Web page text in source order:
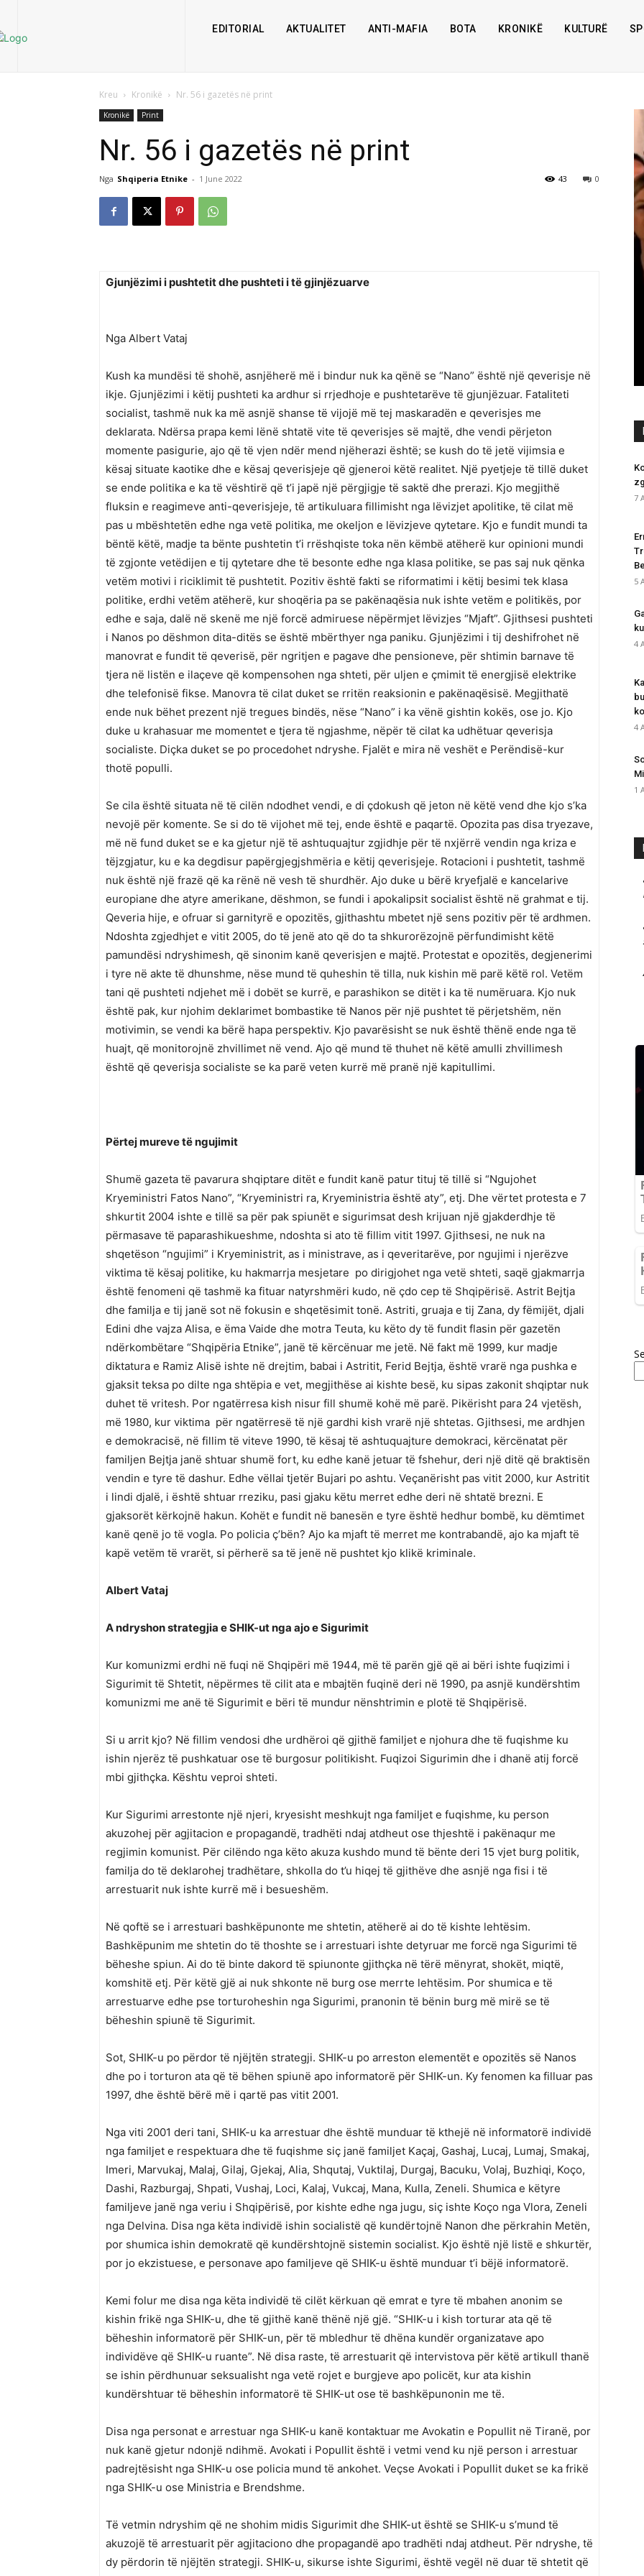
EDITORIAL AKTUALITET ANTI-MAFIA BOTA KRONIKË KULTURË
Kreu Kronikë Nr. 56 i gazetës në print
Kronikë Print
Nr. 56 i gazetës në print
Nga Shqiperia Etnike - 1 June 2022 0
43
Gjunjëzimi i pushtetit dhe pushteti i të gjinjëzuarve
Nga Albert Vataj
Kush ka mundësi të shohë, asnjëherë më i bindur nuk ka qënë se “Nano” është një qeverisje në
ikje. Gjunjëzimi i këtij pushteti ka ardhur si rrjedhoje e pushtetarëve të gjunjëzuar. Fataliteti
socialist, tashmë nuk ka më asnjë shanse të vijojë më tej maskaradën e qeverisjes me
deklarata. Ndërsa prapa kemi lënë shtatë vite të qeverisjes së majtë, dhe vendi përjeton
momente pasigurie, ajo që të vjen ndër mend njëherazi është; se kush do të jetë vijimsia e
kësaj situate kaotike dhe e kësaj qeverisjeje që gjeneroi këtë realitet. Një pyetjeje të tillë duket
se ende politika e ka të vështirë që t’i japë një përgjigje të saktë dhe prerazi. Kjo megjithë
fluksin e reagimeve anti-qeverisjeje, të artikuluara fillimisht nga lëvizjet apolitike, të cilat më
pas u mbështetën edhe nga vetë politika, me okeljon e lëvizjeve qytetare. Kjo e fundit mundi ta
bëntë këtë, madje ta bënte pushtetin t’i rrëshqiste toka nën këmbë atëherë kur opinioni mundi
të zgjonte vetëdijen e tij qytetare dhe të besonte edhe nga klasa politike, se pas saj nuk qënka
vetëm motivi i riciklimit të pushtetit. Pozitiv është fakti se riformatimi i këtij besimi tek klasa
politike, erdhi vetëm atëherë, kur shoqëria pa se pakënaqësia nuk ishte vetëm e politikës, por
edhe e saja, dalë në skenë me një forcë admiruese nëpërmjet lëvizjes “Mjaft”. Gjithsesi pushteti
i Nanos po dëshmon dita-ditës se është mbërthyer nga paniku. Gjunjëzimi i tij deshifrohet në
manovrat e fundit të qeverisë, për ngritjen e pagave dhe pensioneve, për shtimin barnave të
tjera në listën e ilaçeve që kompensohen nga shteti, për uljen e çmimit të energjisë elektrike
dhe telefonisë fikse. Manovra të cilat duket se rritën reaksionin e pakënaqësisë. Megjithatë
ende nuk bëhet prezent një tregues bindës, nëse “Nano” i ka vënë gishtin kokës, ose jo. Kjo
duke u krahasuar me momentet e tjera të ngjashme, nëpër të cilat ka udhëtuar qeverisja
socialiste. Diçka duket se po procedohet ndryshe. Fjalët e mira në veshët e Perëndisë-kur
thotë populli.
Se cila është situata në të cilën ndodhet vendi, e di çdokush që jeton në këtë vend dhe kjo s’ka
nevojë për komente. Se si do të vijohet më tej, ende është e paqartë. Opozita pas disa tryezave,
më në fund duket se e ka gjetur një të ashtuquajtur zgjidhje për të nxjërrë vendin nga kriza e
tëjzgjatur, ku e ka degdisur papërgjegjshmëria e këtij qeverisjeje. Rotacioni i pushtetit, tashmë
nuk është një frazë që ka rënë në vesh të shurdhër. Ajo duke u bërë kryefjalë e kancelarive
europiane dhe atyre amerikane, dëshmon, se fundi i apokalipsit socialist është në grahmat e tij.
Qeveria hije, e ofruar si garnityrë e opozitës, gjithashtu mbetet një sens pozitiv për të ardhmen.
Ndoshta zgjedhjet e vitit 2005, do të jenë ato që do ta shkurorëzojnë përfundimisht këtë
pamundësi ndryshimesh, që sinonim kanë qeverisjen e majtë. Protestat e opozitës, degjenerimi
i tyre në akte të dhunshme, nëse mund të quheshin të tilla, nuk kishin më parë këtë rol. Vetëm
tani që pushteti ndjehet më i dobët se kurrë, e parashikon se ditët i ka të numëruara. Kjo nuk
është pak, kur njohim deklarimet bombastike të Nanos për një pushtet të përjetshëm, nën
motivimin, se vendi ka bërë hapa perspektiv. Kjo pavarësisht se nuk është thënë ende nga të
huajt, që monitorojnë zhvillimet në vend. Ajo që mund të thuhet në këtë amulli zhvillimesh
është që qeverisja socialiste se ka parë veten kurrë më pranë një kapitullimi.
Përtej mureve të ngujimit
Shumë gazeta të pavarura shqiptare ditët e fundit kanë patur tituj të tillë si “Ngujohet
Kryeministri Fatos Nano”, “Kryeministri ra, Kryeministria është aty”, etj. Dhe vërtet protesta e 7
shkurtit 2004 ishte e tillë sa për pak spiunët e sigurimsat desh krijuan një gjakderdhje të
përmasave të paparashikueshme, ndoshta si ato të fillim vitit 1997. Gjithsesi, ne nuk na
shqetëson “ngujimi” i Kryeministrit, as i ministrave, as i qeveritarëve, por ngujimi i njerëzve
viktima të kësaj politike, ku hakmarrja mesjetare po dirigjohet nga vetë shteti, saqë gjakmarrja
është fenomeni që tashmë ka fituar natyrshmëri kudo, në çdo cep të Shqipërisë. Astrit Bejtja
dhe familja e tij janë sot në fokusin e shqetësimit tonë. Astriti, gruaja e tij Zana, dy fëmijët, djali
Edini dhe vajza Alisa, e ëma Vaide dhe motra Teuta, ku këto dy të fundit flasin për gazetën
ndërkombëtare “Shqipëria Etnike”, janë të kërcënuar me jetë. Në fakt më 1999, kur madje
diktatura e Ramiz Alisë ishte në drejtim, babai i Astritit, Ferid Bejtja, është vrarë nga pushka e
gjaksit teksa po dilte nga shtëpia e vet, megjithëse ai kishte besë, ku sipas zakonit shqiptar nuk
duhet të vritesh. Por ngatërresa kish nisur fill shumë kohë më parë. Pikërisht para 24 vjetësh,
më 1980, kur viktima për ngatërresë të një gardhi kish vrarë një shtetas. Gjithsesi, me ardhjen
e demokracisë, në fillim të viteve 1990, të kësaj të ashtuquajture demokraci, kërcënatat për
familjen Bejtja janë shtuar shumë fort, ku edhe kanë jetuar të fshehur, deri një ditë që braktisën
vendin e tyre të dashur. Edhe vëllai tjetër Bujari po ashtu. Veçanërisht pas vitit 2000, kur Astritit
i lindi djalë, i është shtuar rreziku, pasi gjaku këtu merret edhe deri në shtatë brezni. E
gjaksorët kërkojnë hakun. Kohët e fundit në banesën e tyre është hedhur bombë, ku dëmtimet
kanë qenë jo të vogla. Po policia ç’bën? Ajo ka mjaft të merret me kontrabandë, ajo ka mjaft të
kapë vetëm të vrarët, si përherë sa të jenë në pushtet kjo klikë kriminale.
Albert Vataj
A ndryshon strategjia e SHIK-ut nga ajo e Sigurimit
Kur komunizmi erdhi në fuqi në Shqipëri më 1944, më të parën gjë që ai bëri ishte fuqizimi i
Sigurimit të Shtetit, nëpërmes të cilit ata e mbajtën fuqinë deri në 1990, pa asnjë kundërshtim
komunizmi me anë të Sigurimit e bëri të mundur nënshtrimin e plotë të Shqipërisë.
Si u arrit kjo? Në fillim vendosi dhe urdhëroi që gjithë familjet e njohura dhe të fuqishme ku
ishin njerëz të pushkatuar ose të burgosur politikisht. Fuqizoi Sigurimin dhe i dhanë atij forcë
mbi gjithçka. Kështu veproi shteti.
Kur Sigurimi arrestonte një njeri, kryesisht meshkujt nga familjet e fuqishme, ku person
akuzohej për agjitacion e propagandë, tradhëti ndaj atdheut ose thjeshtë i pakënaqur me
regjimin komunist. Për cilëndo nga këto akuza kushdo mund të bënte deri 15 vjet burg politik,
familja do të deklarohej tradhëtare, shkolla do t’u hiqej të gjithëve dhe asnjë nga fisi i të
arrestuarit nuk ishte kurrë më i besueshëm.
Në qoftë se i arrestuari bashkëpunonte me shtetin, atëherë ai do të kishte lehtësim.
Bashkëpunim me shtetin do të thoshte se i arrestuari ishte detyruar me forcë nga Sigurimi të
bëheshe spiun. Ai do të binte dakord të spiunonte gjithçka në tërë mënyrat, shokët, miqtë,
komshitë etj. Për këtë gjë ai nuk shkonte në burg ose merrte lehtësim. Por shumica e të
arrestuarve edhe pse torturoheshin nga Sigurimi, pranonin të bënin burg më mirë se të
bëheshin spiunë të Sigurimit.
Sot, SHIK-u po përdor të njëjtën strategji. SHIK-u po arreston elementët e opozitës së Nanos
dhe po i torturon ata që të bëhen spiunë apo informatorë për SHIK-un. Ky fenomen ka filluar pas
1997, dhe është bërë më i qartë pas vitit 2001.
Nga viti 2001 deri tani, SHIK-u ka arrestuar dhe është munduar të kthejë në informatorë individë
nga familjet e respektuara dhe të fuqishme siç janë familjet Kaçaj, Gashaj, Lucaj, Lumaj, Smakaj,
Imeri, Marvukaj, Malaj, Gilaj, Gjekaj, Alia, Shqutaj, Vuktilaj, Durgaj, Bacuku, Volaj, Buzhiqi, Koço,
Dashi, Razburgaj, Shpati, Vushaj, Loci, Kalaj, Vukcaj, Mana, Kulla, Zeneli. Shumica e këtyre
familjeve janë nga veriu i Shqipërisë, por kishte edhe nga jugu, siç ishte Koço nga Vlora, Zeneli
nga Delvina. Disa nga këta individë ishin socialistë që kundërtojnë Nanon dhe përkrahin Metën,
por shumica ishin demokratë që kundërshtojnë sistemin socialist. Kjo është një listë e shkurtër,
por jo ekzistuese, e personave apo familjeve që SHIK-u është munduar t’i bëjë informatorë.
Kemi folur me disa nga këta individë të cilët kërkuan që emrat e tyre të mbahen anonim se
kishin frikë nga SHIK-u, dhe të gjithë kanë thënë një gjë. “SHIK-u i kish torturar ata që të
bëheshin informatorë për SHIK-un, për të mbledhur të dhëna kundër organizatave apo
individëve që SHIK-u ruante”. Në disa raste, të arrestuarit që intervistova për këtë artikull thanë
se ishin përdhunuar seksualisht nga vetë rojet e burgjeve apo policët, kur ata kishin
kundërshtuar të bëheshin informatorë të SHIK-ut ose të bashkëpunonin me të.
Disa nga personat e arrestuar nga SHIK-u kanë kontaktuar me Avokatin e Popullit në Tiranë, por
nuk kanë gjetur ndonjë ndihmë. Avokati i Popullit është i vetmi vend ku një person i arrestuar
padrejtësisht nga SHIK-u ose policia mund të ankohet. Veçse Avokati i Popullit duket se ka frikë
nga SHIK-u ose Ministria e Brendshme.
Të vetmin ndryshim që ne shohim midis Sigurimit dhe SHIK-ut është se SHIK-u s’mund të
akuzojë të arrestuarit për agjitaciono dhe propagandë apo tradhëti ndaj atdheut. Për ndryshe, të
dy përdorin të njëjtën strategji. SHIK-u, sikurse ishte Sigurimi, është vegël në duar të shtetit që
7
5
4
4
1